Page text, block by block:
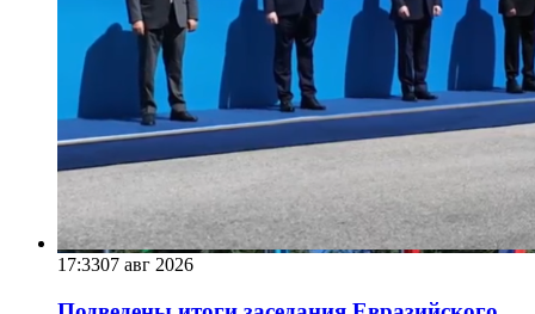
17:3307 авг 2026